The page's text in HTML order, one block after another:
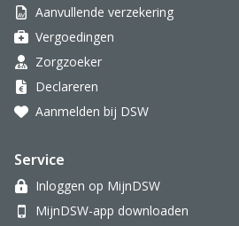
Aanvullende verzekering
Vergoedingen
Zorgzoeker
Declareren
Aanmelden bij DSW
Service
Inloggen op MijnDSW
MijnDSW-app downloaden